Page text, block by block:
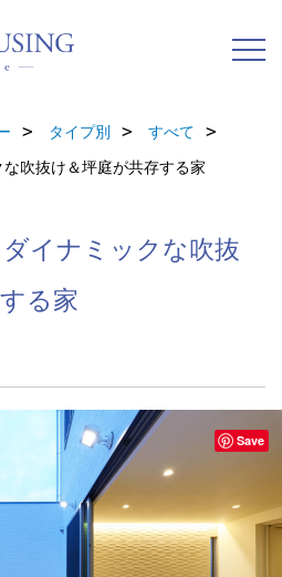
タイプ別
すべて
吹抜け＆坪庭が共存する家
イナミックな吹抜
る家
Save